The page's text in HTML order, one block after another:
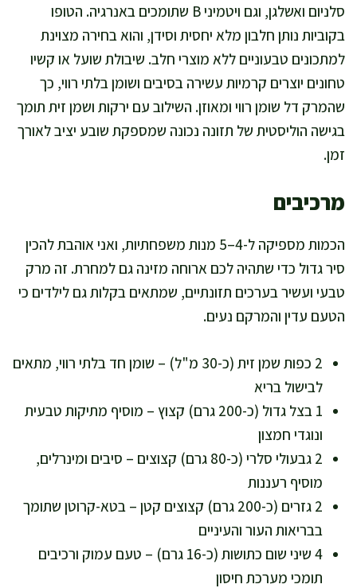
סלניום ואשלגן, וגם ויטמיני B שתומכים באנרגיה. הטופו
בקוביות נותן חלבון מלא יחסית וסידן, והוא בחירה מצוינת
למתכונים טבעוניים ללא מוצרי חלב. שיבולת שועל או קשיו
טחונים יוצרים קרמיות עשירה בסיבים ושומן בלתי רווי, כך
שהמרק דל שומן רווי ומאוזן. השילוב עם ירקות ושמן זית תומך
בגישה הוליסטית של תזונה נכונה שמספקת שובע יציב לאורך
זמן.
מרכיבים
הכמות מספיקה ל-4–5 מנות משפחתיות, ואני אוהבת להכין
סיר גדול כדי שתהיה לכם ארוחה מזינה גם למחרת. זה מרק
טבעי ועשיר בערכים תזונתיים, שמתאים בקלות גם לילדים כי
הטעם עדין והמרקם נעים.
2 כפות שמן זית (כ-30 מ"ל) – שומן חד בלתי רווי, מתאים
לבישול בריא
1 בצל גדול (כ-200 גרם) קצוץ – מוסיף מתיקות טבעית
ונוגדי חמצון
2 גבעולי סלרי (כ-80 גרם) קצוצים – סיבים ומינרלים,
מוסיף רעננות
2 גזרים (כ-200 גרם) קצוצים קטן – בטא-קרוטן שתומך
בבריאות העור והעיניים
4 שיני שום כתושות (כ-16 גרם) – טעם עמוק ורכיבים
תומכי מערכת חיסון